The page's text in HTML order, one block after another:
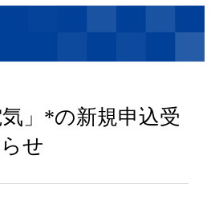
気」*の新規申込受
せ